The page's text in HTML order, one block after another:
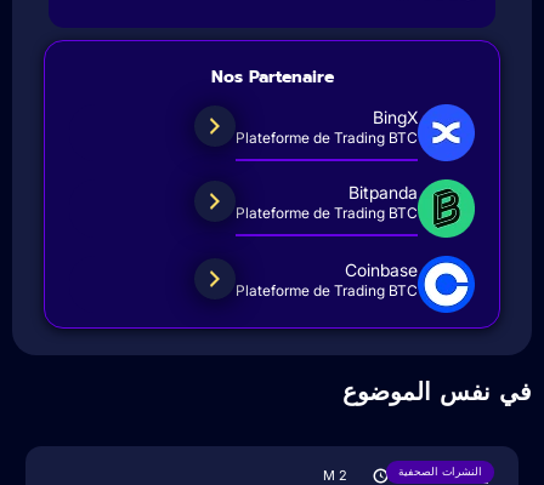
Nos Partenaire
BingX
Plateforme de Trading BTC
Bitpanda
Plateforme de Trading BTC
Coinbase
Plateforme de Trading BTC
نفس الموضوع
النشرات الصحفية M